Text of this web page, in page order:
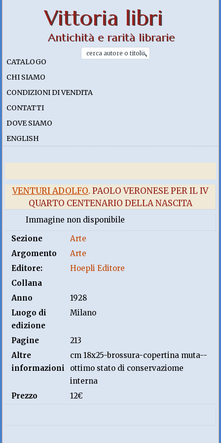
Vittoria libri
Antichità e rarità librarie
CATALOGO
CHI SIAMO
CONDIZIONI DI VENDITA
CONTATTI
DOVE SIAMO
ENGLISH
VENTURI ADOLFO. PAOLO VERONESE PER IL IV
QUARTO CENTENARIO DELLA NASCITA
Immagine non disponibile
Sezione
Arte
Argomento
Arte
Editore:
Hoepli Editore
Collana
Anno
1928
Luogo di
edizione
Milano
Pagine
213
Altre
informazioni
cm 18x25-brossura-copertina muta--
ottimo stato di conservaziome
interna
Prezzo
12€